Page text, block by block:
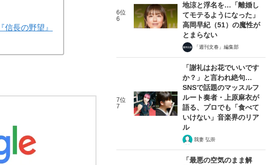
長の野望』
6位
6
地涼と浮名を…「離婚し
てモテるようになった」
高岡早紀（51）の魔性が
とまらない
「週刊文春」編集部
7位
7
「謝礼はお花でいいです
か？」と言われ絶句…
SNSで話題のマッスルフ
ルート奏者・上原麻衣が
語る、プロでも「食べて
いけない」音楽界のリア
ル
我妻 弘崇
「最悪の空気のまま解